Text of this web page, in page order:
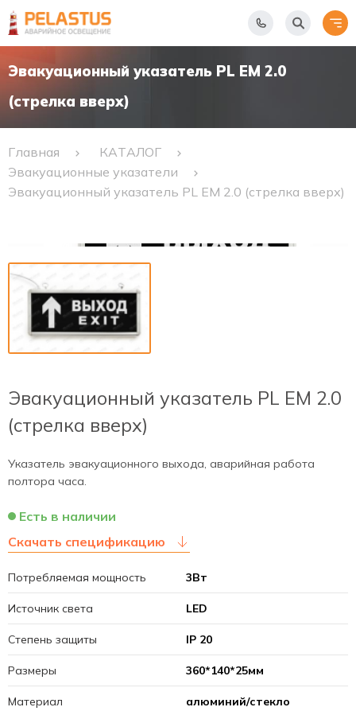
Эвакуационный указатель PL EM 2.0
(стрелка вверх)
Главная
КАТАЛОГ
Эвакуационные указатели
Эвакуационный указатель PL EM 2.0 (стрелка вверх)
Эвакуационный указатель PL EM 2.0
(стрелка вверх)
Указатель эвакуационного выхода, аварийная работа
полтора часа.
Есть в наличии
Скачать спецификацию
Потребляемая мощность 3Вт
Источник света LED
Степень защиты IP 20
Размеры 360*140*25мм
Материал алюминий/стекло